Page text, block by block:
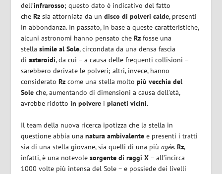
dell’infrarosso; questo dato è indicativo del fatto
cheRz sia attorniata da undisco di polveri calde, presenti
in abbondanza. In passato, in base a queste caratteristiche,
alcuni astronomi hanno pensato cheRz fosse una
stellasimile al Sole, circondata da una densa fascia
diasteroidi, da cui – a causa delle frequenti collisioni –
sarebbero derivate le polveri; altri, invece, hanno
consideratoRz come una stella moltopiù vecchia del
Sole che, aumentando di dimensioni a causa dell’età,
avrebbe ridottoin polvere ipianeti vicini.
Il team della nuova ricerca ipotizza che la stella in
questione abbia unanatura ambivalente e presenti i tratti
sia di una stella giovane, sia quelli di una piùagée.Rz,
infatti, è una notevolesorgente di raggi X – all’incirca
1000 volte più intensa del Sole – e possiede dei livelli